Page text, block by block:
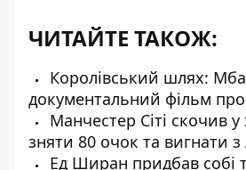
ЧИТАЙТЕ ТАКОЖ:
Королівський шлях:
документальний фільм
Манчестер Сіті скочив
зняти 80 очок та вигнати
Ед Ширан придбав собі